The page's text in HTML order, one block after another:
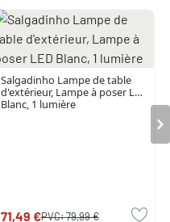
Salgadinho Lampe de table
d'extérieur, Lampe à poser LED
Blanc, 1 lumière
71,49 €PVC:79,99 €